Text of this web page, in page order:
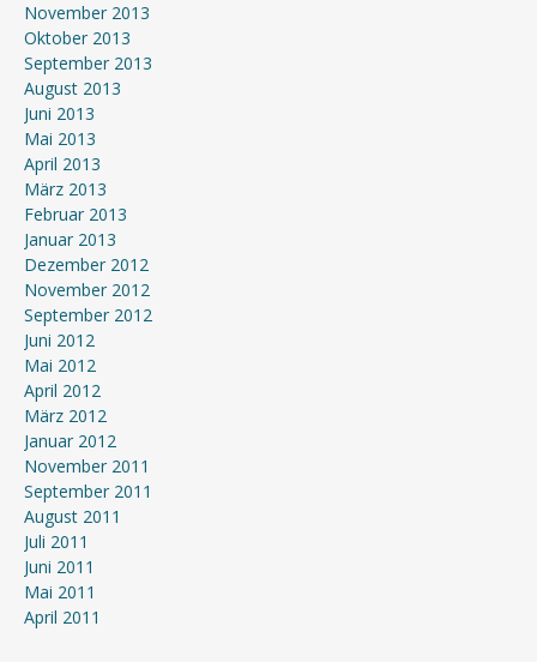
November 2013
Oktober 2013
September 2013
August 2013
Juni 2013
Mai 2013
April 2013
März 2013
Februar 2013
Januar 2013
Dezember 2012
November 2012
September 2012
Juni 2012
Mai 2012
April 2012
März 2012
Januar 2012
November 2011
September 2011
August 2011
Juli 2011
Juni 2011
Mai 2011
April 2011